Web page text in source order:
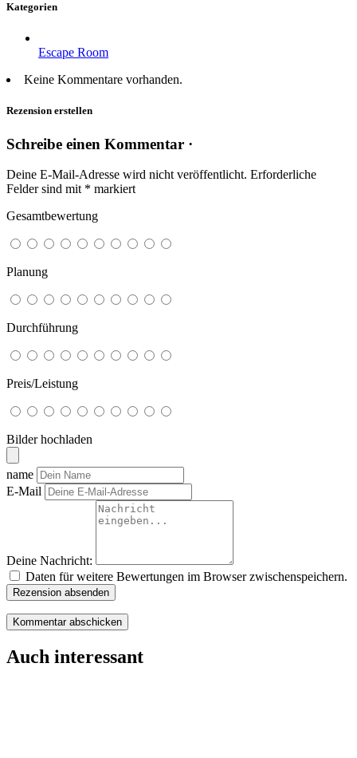
Kategorien
Escape Room
Keine Kommentare vorhanden.
Rezension erstellen
Schreibe einen Kommentar ·
Deine E-Mail-Adresse wird nicht veröffentlicht. Erforderliche
Felder sind mit * markiert
Gesamtbewertung
Planung
Durchführung
Preis/Leistung
Bilder hochladen
name
E-Mail
Deine Nachricht:
Daten für weitere Bewertungen im Browser zwischenspeichern.
Rezension absenden
Auch interessant